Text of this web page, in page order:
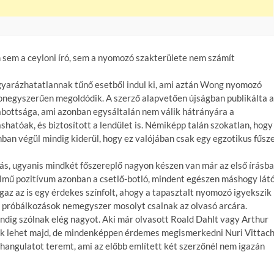
a ceyloni író, sem a nyomozó szakterülete nem számít
tűnő esetből indul ki, ami aztán Wong nyomozó
megoldódik. A szerző alapvetően újságban publikálta
ami azonban egysáltalán nem válik hátrányára a
és biztosított a lendület is. Némiképp talán szokatlan, hogy
végül mindig kiderül, hogy ez valójában csak egy egzotikus
ugyanis mindkét főszereplő nagyon készen van már az első
pozitívum azonban a csetlő-botló, mindent egészen máshogy
az is egy érdekes színfolt, ahogy a tapasztalt nyomozó igyekszik
nemegyszer mosolyt csalnak az olvasó arcára.
szólnak elég nagyot. Aki már olvasott Roald Dahlt vagy Arthur
majd, de mindenképpen érdemes megismerkedni Nuri
teremt, ami az előbb említett két szerzőnél nem igazán